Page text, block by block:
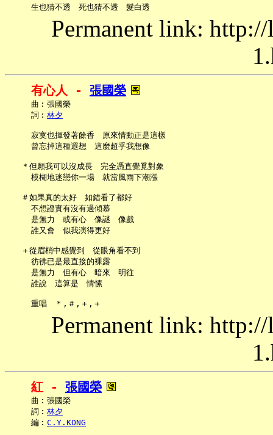
Permanent link:
有心人 - 張國榮
     曲︰張國榮
     詞︰
林夕
     寂寞也揮發著餘香　原來情動正是這樣
     曾忘掉這種遐想　這麼超乎我想像
   ＊但願我可以沒成長　完全憑直覺覓對象
     模楜地迷戀你一場　就當風雨下潮漲
   ＃如果真的太好　如錯看了都好
     不想證實有沒有過傾慕
     是無力　或有心　像謎　像戲
     誰又會　似我演得更好
   ＋從眉梢中感覺到　從眼角看不到
     彷彿已是最直接的裸露
     是無力　但有心　暗來　明往
     誰說　這算是　情愫
Permanent link:
紅 - 張國榮
     曲︰張國榮
     詞︰
林夕
     編︰
C.Y.KONG